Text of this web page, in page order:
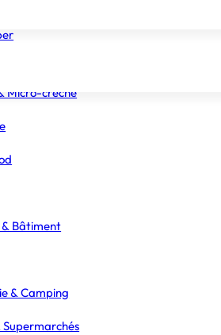
Piscines & Spas
Micro-crèche
Bâtiment
& Camping
Supermarchés